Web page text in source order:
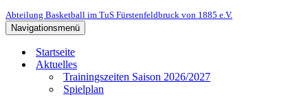
Abteilung Basketball im TuS Fürstenfeldbruck von 1885 e.V.
Navigationsmenü
Startseite
Aktuelles
Trainingszeiten Saison 2026/2027
Spielplan